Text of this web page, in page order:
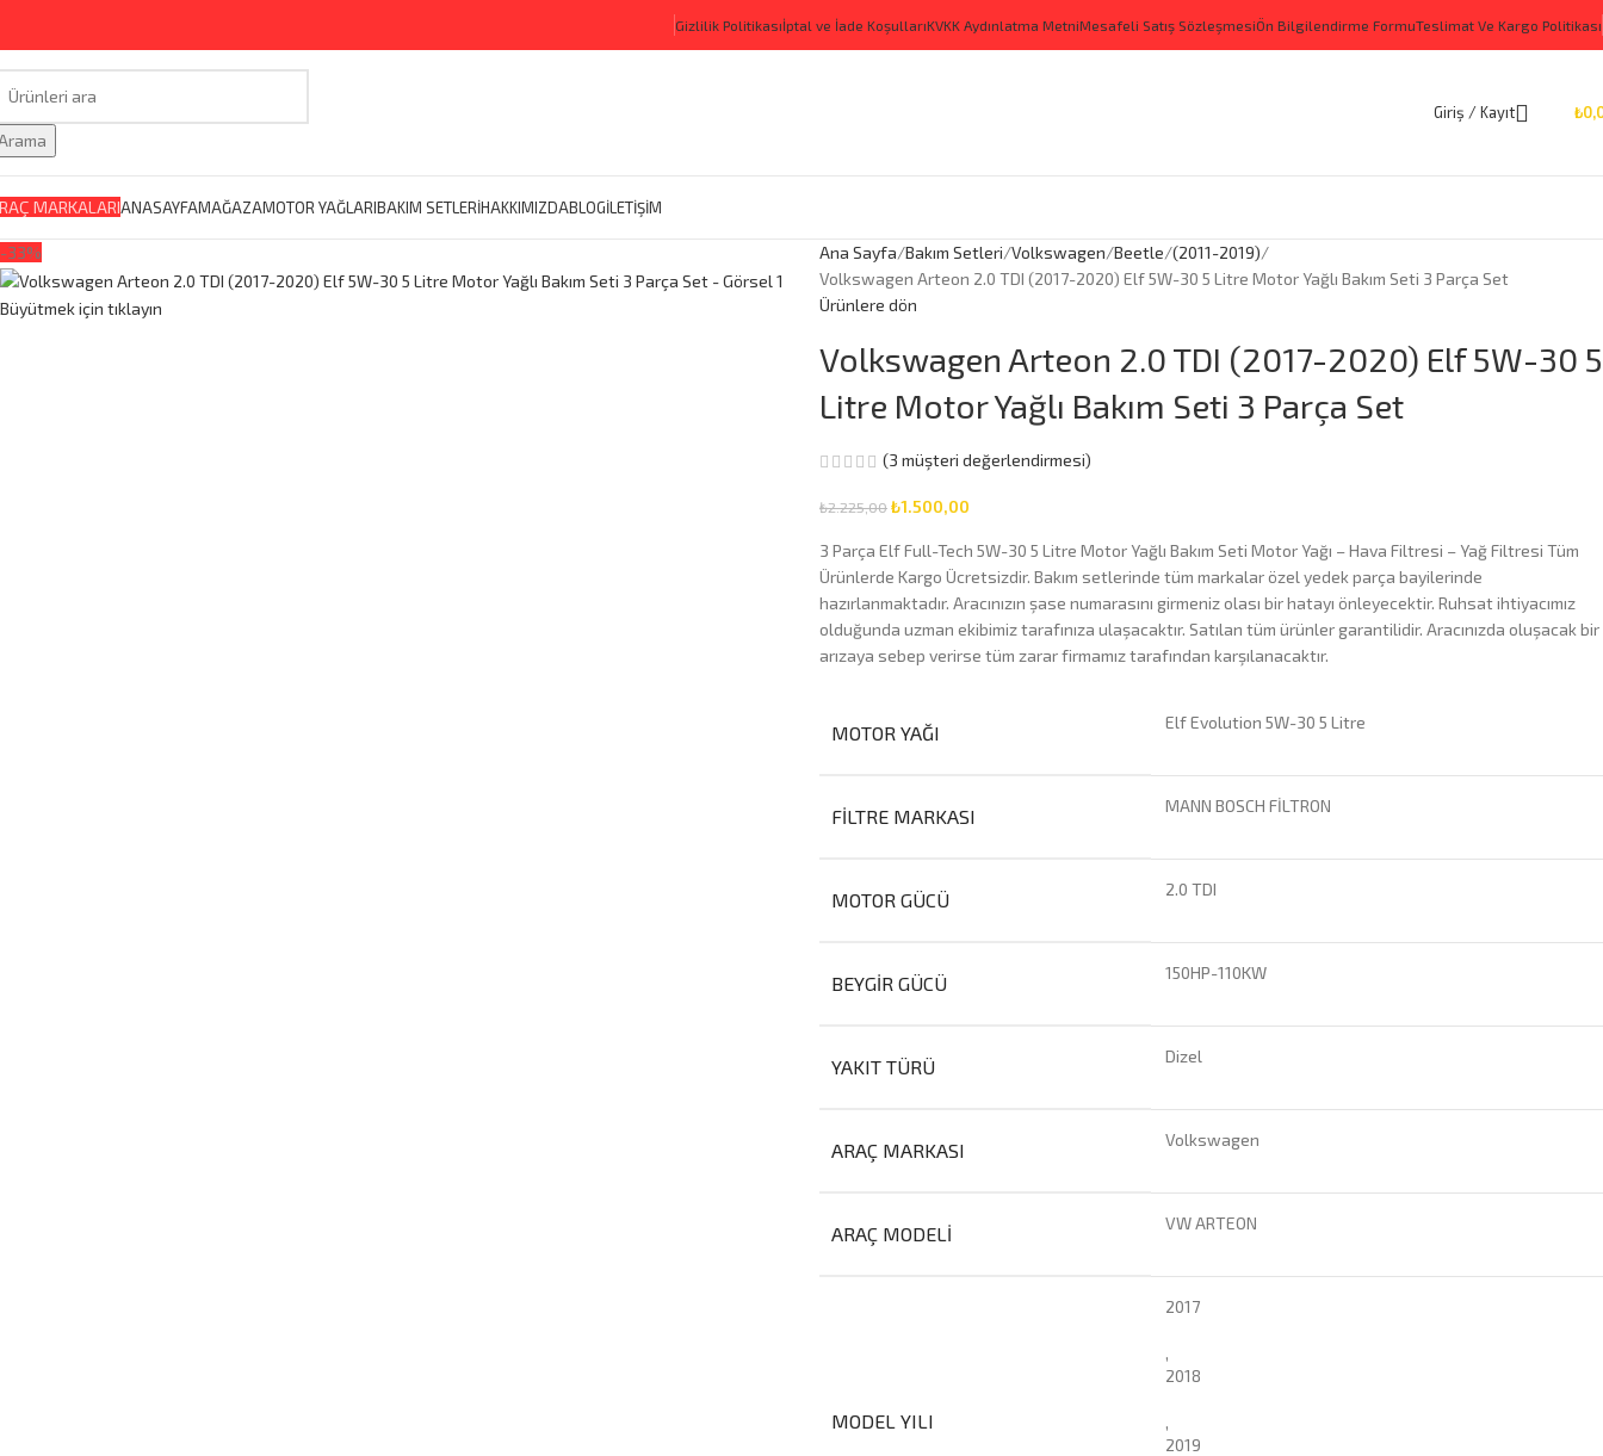
Gizlilik Politikasıİptal ve İade KoşullarıKVKK Aydınlatma MetniMesafeli Satış SözleşmesiÖn Bilgilendirme FormuTeslimat Ve Kargo Politikası
Giriş / Kayıt ₺
MARKALARIANASAYFAMAĞAZAMOTOR YAĞLARIBAKIM SETLERİHAKKIMIZDABLOGİLETİŞİM
-33%
Büyütmek için tıklayın
Ana Sayfa Bakım Setleri Volkswagen Beetle (2011-2019)
Volkswagen Arteon 2.0 TDI (2017-2020) Elf 5W-30 5 Litre Motor Yağlı Bakım Seti 3 Parça Set
Ürünlere dön
Volkswagen Arteon 2.0 TDI (2017-2020) Elf 5W-30 5
Litre Motor Yağlı Bakım Seti 3 Parça Set
(3 müşteri değerlendirmesi)
₺2.225,00₺1.500,00
3 Parça Elf Full-Tech 5W-30 5 Litre Motor Yağlı Bakım Seti Motor Yağı – Hava Filtresi – Yağ Filtresi Tüm
Ürünlerde Kargo Ücretsizdir. Bakım setlerinde tüm markalar özel yedek parça bayilerinde
hazırlanmaktadır. Aracınızın şase numarasını girmeniz olası bir hatayı önleyecektir. Ruhsat ihtiyacımız
olduğunda uzman ekibimiz tarafınıza ulaşacaktır. Satılan tüm ürünler garantilidir. Aracınızda oluşacak bir
arızaya sebep verirse tüm zarar firmamız tarafından karşılanacaktır.
MOTOR YAĞI Elf Evolution 5W-30 5 Litre
FILTRE MARKASI MANN BOSCH FİLTRON
MOTOR GÜCÜ 2.0 TDI
BEYGIR GÜCÜ 150HP-110KW
YAKIT TÜRÜ Dizel
ARAÇ MARKASI Volkswagen
ARAÇ MODELI VW ARTEON
MODEL YILI
2017
,
2018
,
2019